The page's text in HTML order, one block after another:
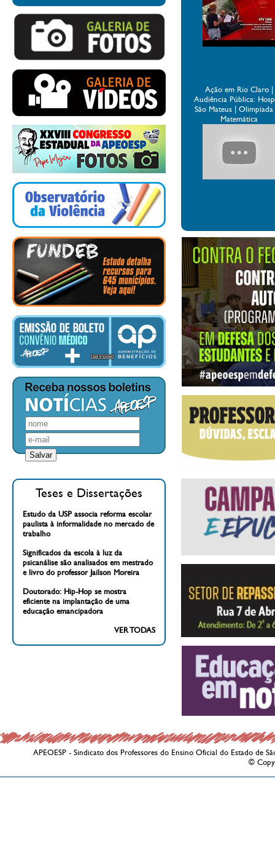
Teses e Dissertações
Estudo da USP associa reforma escolar
paulista à informalidade no mercado de
trabalho
Significados da escola à luz da
psicanálise são analisados em mestrado
e livro do professor Jailson Moreira
Doutorado: Hip-Hop se mostra
eficiente na implantação de uma
educação emancipadora
VER TODAS
Ação em Rio Claro |
Audiência Pública:
São Mateus |
Matemática
APEOESP - Sindicato dos Professores do Ensino Oficial do Estado de
©